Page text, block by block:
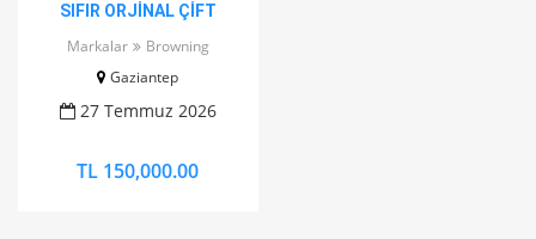
SIFIR ORJİNAL ÇİFT
BROWNİNG NZ 245
Markalar
Browning
Gaziantep
27 Temmuz 2026
TL 150,000.00